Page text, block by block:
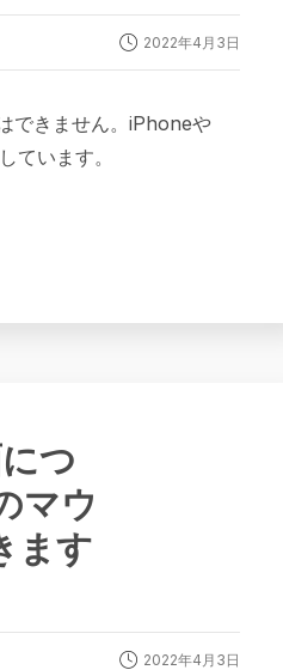
2022年4月3日
できません。iPhoneや
ています。
つ
マウ
ます
2022年4月3日